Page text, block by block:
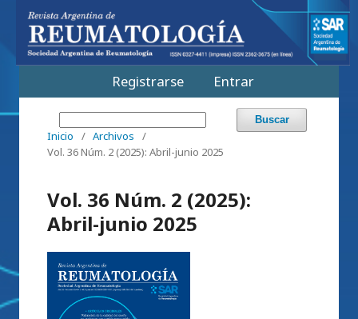
Registrarse Entrar
Buscar
Inicio / Archivos
/
Vol. 36 Núm. 2 (2025): Abril-junio 2025
Vol. 36 Núm. 2 (2025):
Abril-junio 2025